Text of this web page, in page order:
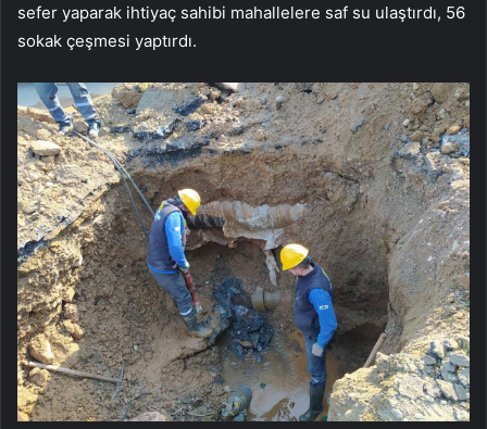
sefer yaparak ihtiyaç sahibi mahallelere saf su ulaştırdı, 56
sokak çeşmesi yaptırdı.